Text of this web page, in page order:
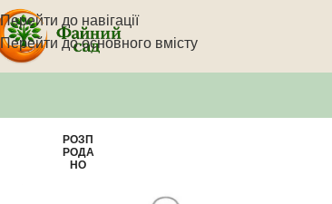
Перейти до навігації
Перейти до основного вмісту
РОЗП
РОДА
НО